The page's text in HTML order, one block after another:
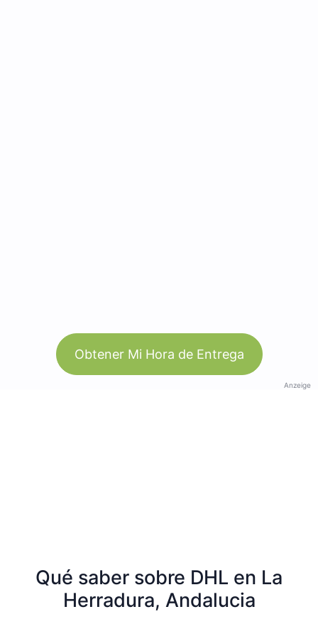
Obtener Mi Hora de Entrega
Anzeige
Qué saber sobre DHL en La
Herradura, Andalucia